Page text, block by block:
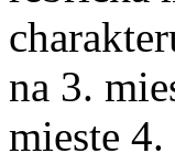
na 3.
mieste